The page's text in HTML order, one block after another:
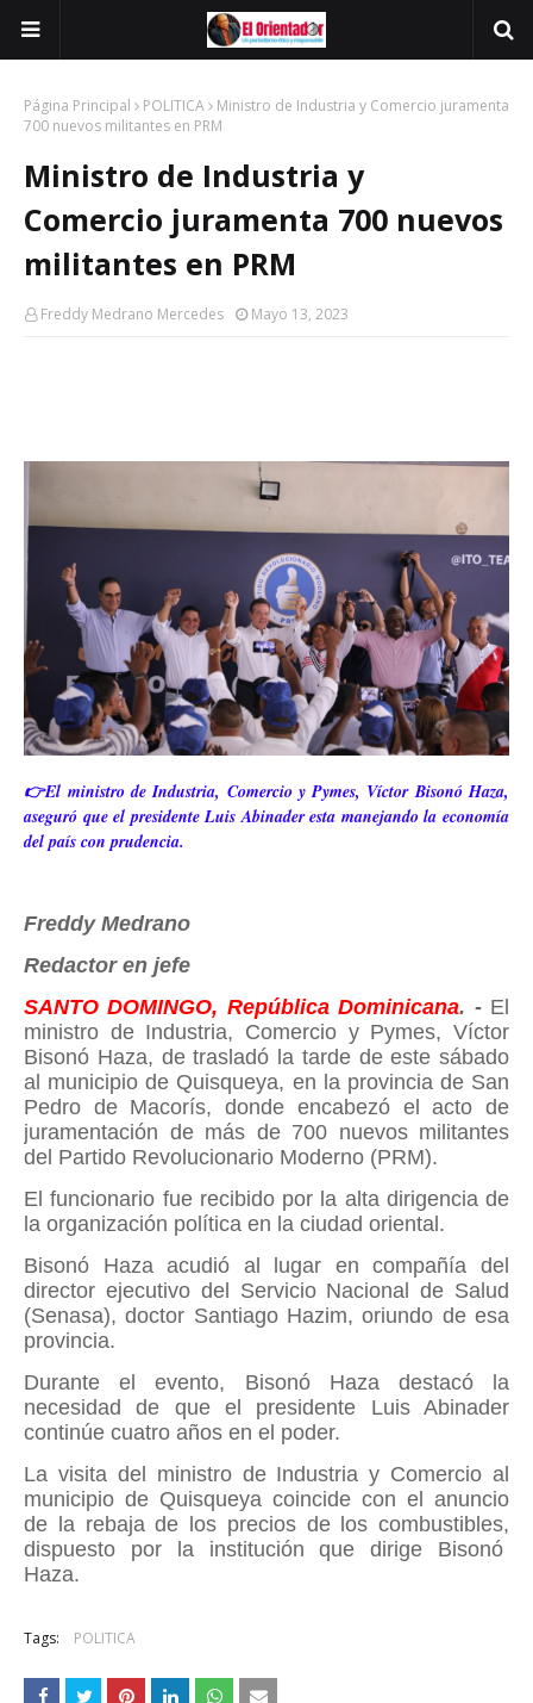
Página Principal POLITICA
Ministro de Industria y Comercio juramenta
700 nuevos militantes en PRM
Ministro de Industria y
Comercio juramenta 700 nuevos
militantes en PRM
Freddy Medrano Mercedes Mayo 13, 2023
👉El ministro de Industria, Comercio y Pymes, Víctor Bisonó Haza,
aseguró que el presidente Luis Abinader esta manejando la economía
del país con prudencia.
Freddy Medrano
Redactor en jefe
SANTO DOMINGO, República Dominicana. -El
ministro de Industria, Comercio y Pymes, Víctor
Bisonó Haza, de trasladó la tarde de este sábado
al municipio de Quisqueya, en la provincia de San
Pedro de Macorís, donde encabezó el acto de
juramentación de más de 700 nuevos militantes
del Partido Revolucionario Moderno (PRM).
El funcionario fue recibido por la alta dirigencia de
la organización política en la ciudad oriental.
Bisonó Haza acudió al lugar en compañía del
director ejecutivo del Servicio Nacional de Salud
(Senasa), doctor Santiago Hazim, oriundo de esa
provincia.
Durante el evento, Bisonó Haza destacó la
necesidad de que el presidente Luis Abinader
continúe cuatro años en el poder.
La visita del ministro de Industria y Comercio al
municipio de Quisqueya coincide con el anuncio
de la rebaja de los precios de los combustibles,
dispuesto por la institución que dirige Bisonó
Haza.
Tags: POLITICA